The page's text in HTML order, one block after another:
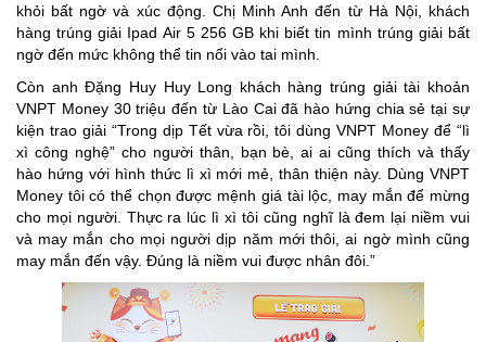
khỏi bất ngờ và xúc động. Chị Minh Anh đến từ Hà Nội, khách
hàng trúng giải Ipad Air 5 256 GB khi biết tin mình trúng giải bất
ngờ đến mức không thể tin nổi vào tai mình.
Còn anh Đặng Huy Huy Long khách hàng trúng giải tài khoản
VNPT Money 30 triệu đến từ Lào Cai đã hào hứng chia sẻ tại sự
kiện trao giải “Trong dịp Tết vừa rồi, tôi dùng VNPT Money để “lì
xì công nghệ” cho người thân, bạn bè, ai ai cũng thích và thấy
hào hứng với hình thức lì xì mới mẻ, thân thiện này. Dùng VNPT
Money tôi có thể chọn được mệnh giá tài lộc, may mắn để mừng
cho mọi người. Thực ra lúc lì xì tôi cũng nghĩ là đem lại niềm vui
và may mắn cho mọi người dịp năm mới thôi, ai ngờ mình cũng
may mắn đến vậy. Đúng là niềm vui được nhân đôi.”